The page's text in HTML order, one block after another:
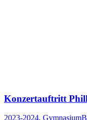
Konzertauftritt
2023-2024, Gymnasium